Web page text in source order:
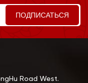
Road West.